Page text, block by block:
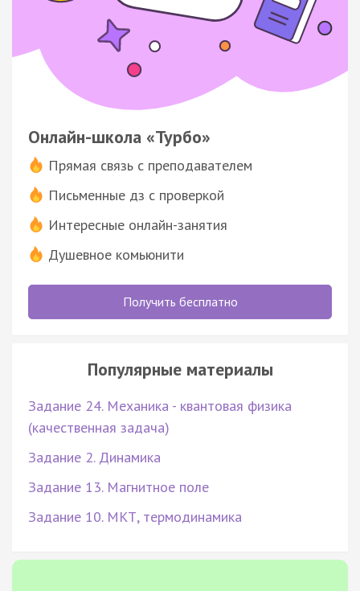
Онлайн-школа «Турбо»
Прямая связь с преподавателем
Письменные дз с проверкой
Интересные онлайн-занятия
Душевное комьюнити
Получить бесплатно
Популярные материалы
Задание 24. Механика - квантовая физика
(качественная задача)
Задание 2. Динамика
Задание 13. Магнитное поле
Задание 10. МКТ, термодинамика